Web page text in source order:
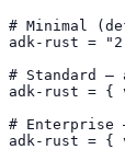
# Minimal
adk-rust =
# Standard
adk-rust = {
# Enterprise
adk-rust = {